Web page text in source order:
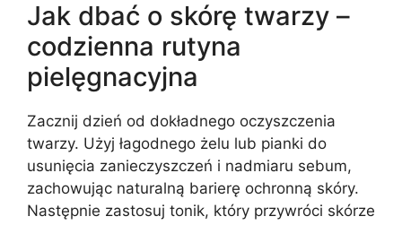
Jak dbać o skórę twarzy –
codzienna rutyna
pielęgnacyjna
Zacznij dzień od dokładnego oczyszczenia
twarzy. Użyj łagodnego żelu lub pianki do
usunięcia zanieczyszczeń i nadmiaru sebum,
zachowując naturalną barierę ochronną skóry.
Następnie zastosuj tonik, który przywróci skórze